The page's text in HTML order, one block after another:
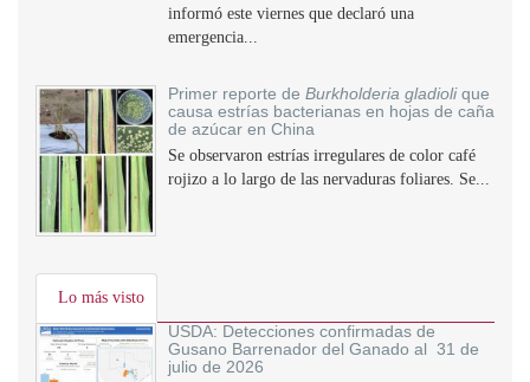
informó este viernes que declaró una
emergencia...
Primer reporte de Burkholderia gladiolique
causa estrías bacterianas en hojas de caña
de azúcar en China
Se observaron estrías irregulares de color café
rojizo a lo largo de las nervaduras foliares. Se...
Lo más visto
USDA: Detecciones confirmadas de
Gusano Barrenador del Ganado al 31 de
julio de 2026